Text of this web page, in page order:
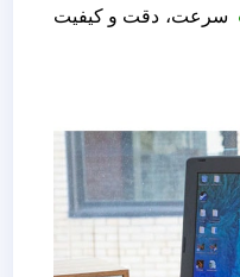
سرعت، دقت و کیفیت